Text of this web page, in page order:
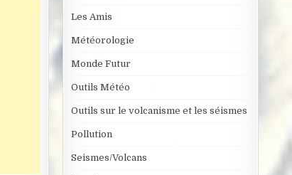
Les Amis
Météorologie
Monde Futur
Outils Météo
Outils sur le volcanisme et les séismes
Pollution
Seismes/Volcans